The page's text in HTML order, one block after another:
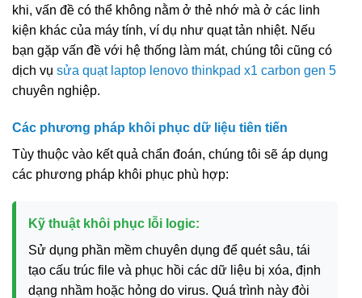
khi, vấn đề có thể không nằm ở thẻ nhớ mà ở các linh
kiện khác của máy tính, ví dụ như quạt tản nhiệt. Nếu
bạn gặp vấn đề với hệ thống làm mát, chúng tôi cũng có
dịch vụ sửa quạt laptop lenovo thinkpad x1 carbon gen 5
chuyên nghiệp.
Các phương pháp khôi phục dữ liệu tiên tiến
Tùy thuộc vào kết quả chẩn đoán, chúng tôi sẽ áp dụng
các phương pháp khôi phục phù hợp:
Kỹ thuật khôi phục lỗi logic:
Sử dụng phần mềm chuyên dụng để quét sâu, tái
tạo cấu trúc file và phục hồi các dữ liệu bị xóa, định
dạng nhầm hoặc hỏng do virus. Quá trình này đòi